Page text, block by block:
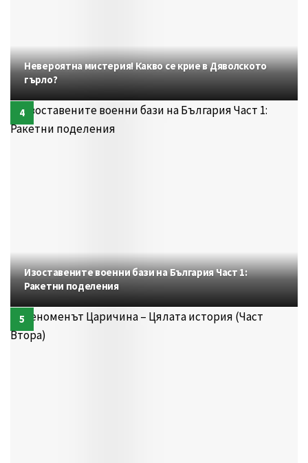
Невероятна мистерия! Какво се крие в Дяволското
гърло?
Изоставените военни бази на България Част 1:
Ракетни поделения